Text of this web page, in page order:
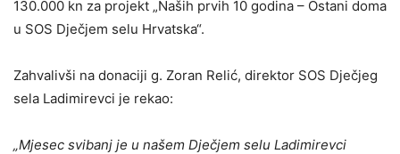
130.000 kn za projekt „Naših prvih 10 godina – Ostani doma
u SOS Dječjem selu Hrvatska“.
Zahvalivši na donaciji g. Zoran Relić, direktor SOS Dječjeg
sela Ladimirevci je rekao:
„Mjesec svibanj je u našem Dječjem selu Ladimirevci